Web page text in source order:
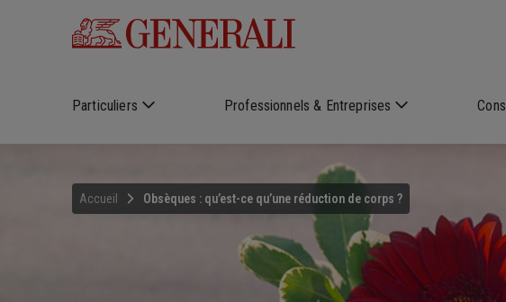
Particuliers Professionnels & Entreprises
Accueil Obsèques : qu’est-ce qu’une réduction de corps ?